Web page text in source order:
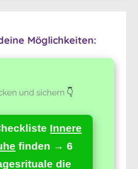
Möglichkeiten:
und sichern 👇
Innere
finden → 6
die